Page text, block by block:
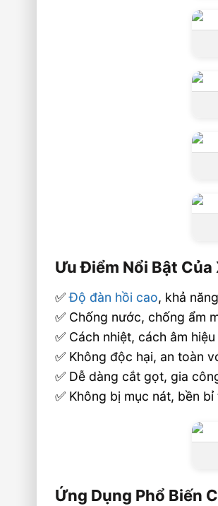
Ưu Điểm Nổi Bật Của
✅Độ đàn hồi cao, khả
✅ Chống nước, chống ẩm
✅ Cách nhiệt, cách âm hiệu
✅ Không độc hại, an toàn
✅ Dễ dàng cắt gọt, gia
✅ Không bị mục nát, bền
Ứng Dụng Phổ Biến